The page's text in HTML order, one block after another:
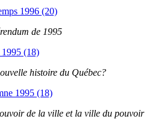
1996 (20)
de 1995
(18)
histoire du Québec?
1995 (18)
de la ville et la ville du pouvoir